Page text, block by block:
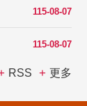
115-08-07
115-08-07
RSS 更多